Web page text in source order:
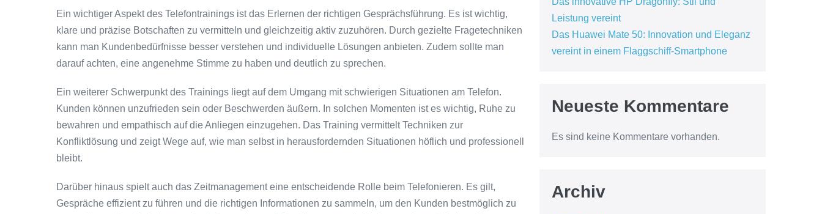
Ein wichtiger Aspekt des Telefontrainings ist das Erlernen der richtigen Gesprächsführung. Es ist wichtig,
klare und präzise Botschaften zu vermitteln und gleichzeitig aktiv zuzuhören. Durch gezielte Fragetechniken
kann man Kundenbedürfnisse besser verstehen und individuelle Lösungen anbieten. Zudem sollte man
darauf achten, eine angenehme Stimme zu haben und deutlich zu sprechen.
Ein weiterer Schwerpunkt des Trainings liegt auf dem Umgang mit schwierigen Situationen am Telefon.
Kunden können unzufrieden sein oder Beschwerden äußern. In solchen Momenten ist es wichtig, Ruhe zu
bewahren und empathisch auf die Anliegen einzugehen. Das Training vermittelt Techniken zur
Konfliktlösung und zeigt Wege auf, wie man selbst in herausfordernden Situationen höflich und professionell
bleibt.
Darüber hinaus spielt auch das Zeitmanagement eine entscheidende Rolle beim Telefonieren. Es gilt,
Gespräche effizient zu führen und die richtigen Informationen zu sammeln, um den Kunden bestmöglich zu
Leistung vereint
Das Huawei Mate 50: Innovation und Eleganz
vereint in einem Flaggschiff-Smartphone
Neueste Kommentare
Es sind keine Kommentare vorhanden.
Archiv